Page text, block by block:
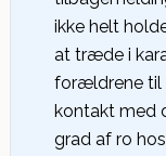
ikke helt
at træde i
forældrene til
kontakt med
grad af ro